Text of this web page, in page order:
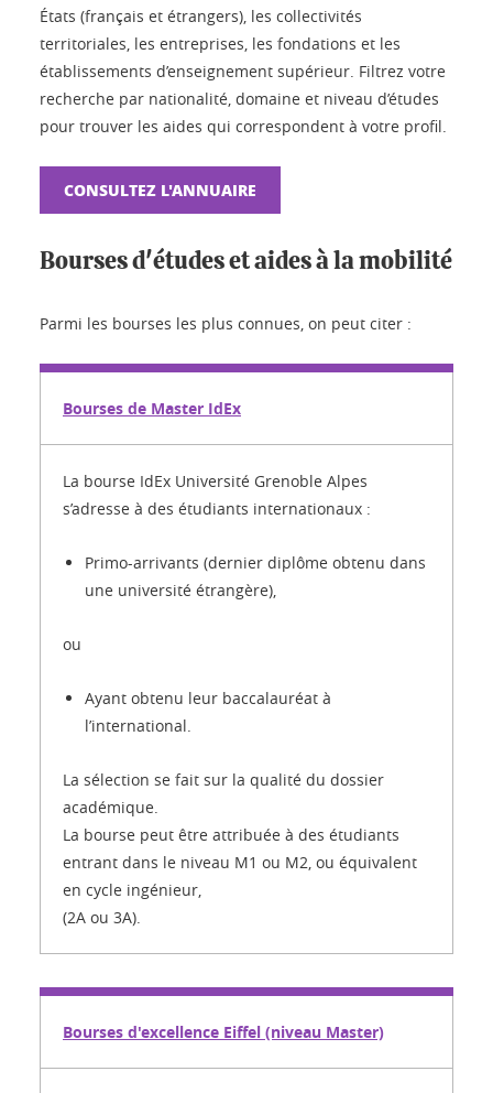
États (français et étrangers), les collectivités
territoriales, les entreprises, les fondations et les
établissements d’enseignement supérieur. Filtrez votre
recherche par nationalité, domaine et niveau d’études
pour trouver les aides qui correspondent à votre profil.
CONSULTEZ L'ANNUAIRE
Bourses d'études et aides à la mobilité
Parmi les bourses les plus connues, on peut citer :
Bourses de Master IdEx
La bourse IdEx Université Grenoble Alpes
s’adresse à des étudiants internationaux :
Primo-arrivants (dernier diplôme obtenu dans
une université étrangère),
ou
Ayant obtenu leur baccalauréat à
l’international.
La sélection se fait sur la qualité du dossier
académique.
La bourse peut être attribuée à des étudiants
entrant dans le niveau M1 ou M2, ou équivalent
en cycle ingénieur,
(2A ou 3A).
Bourses d'excellence Eiffel (niveau Master)